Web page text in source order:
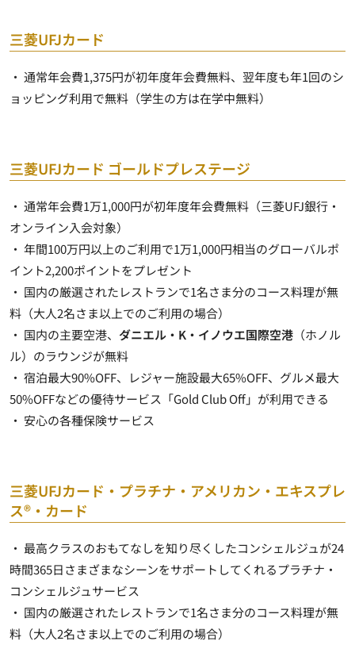
三菱UFJカード
・ 通常年会費1,375円が初年度年会費無料、 翌年度も年1回のシ
ョッピング利用で無料 （学生の方は在学中無料）
三菱UFJカード ゴールドプレステージ
・ 通常年会費1万1,000円が初年度年会費無料 （三菱UFJ銀行・
オンライン入会対象）
・ 年間100万円以上のご利用で1万1,000円相当のグローバルポ
イント2,200ポイントをプレゼント
・ 国内の厳選されたレストランで1名さま分のコース料理が無
料（大人2名さま以上でのご利用の場合）
・ 国内の主要空港、 ダニエル・K・イノウエ国際空港 （ホノル
ル）のラウンジが無料
・ 宿泊最大90%OFF、レジャー施設最大65%OFF、グルメ最大
50%OFFなどの優待サービス「Gold Club Off」が利用できる
・ 安心の各種保険サービス
三菱UFJカード・プラチナ・アメリカン・エキスプレ
ス®・カード
・ 最高クラスのおもてなしを知り尽くしたコンシェルジュが24
時間365日さまざまなシーンをサポートしてくれるプラチナ・
コンシェルジュサービス
・ 国内の厳選されたレストランで1名さま分のコース料理が無
料（大人2名さま以上でのご利用の場合）